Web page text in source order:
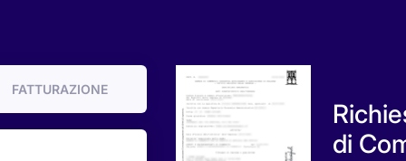
FATTURAZIONE
di